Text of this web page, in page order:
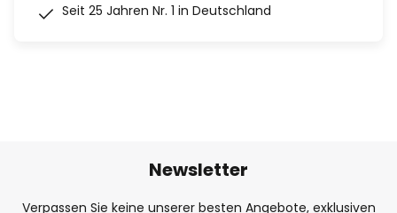
Seit 25 Jahren Nr. 1 in Deutschland
Newsletter
Verpassen Sie keine unserer besten Angebote, exklusiven